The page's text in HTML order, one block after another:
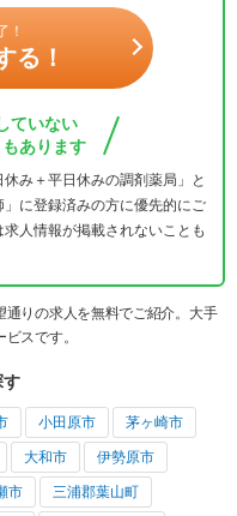
！
る！
ていない
あります
み＋平日休みの調剤薬局」と
に登録済みの方に優先的にご
人情報が掲載されないことも
りの求人を無料でご紹介。大手
スです。
す
小田原市 茅ヶ崎市
大和市 伊勢原市
市 三浦郡葉山町